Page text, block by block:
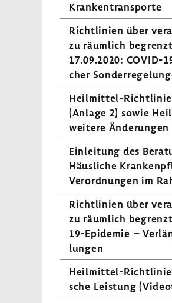
Kran­ken­trans­porte
Richt­li­nien über
zu räum­lich
17.09.2020:
cher
Heilmittel-​
(Anlage 2) sowie
weitere Ände­rungen
Einlei­tung des
Häus­liche
Verord­nungen im
Richt­li­nien über
zu räum­lich
19-Epidemie –
lungen
Heilmittel-​
sche Leis­tung